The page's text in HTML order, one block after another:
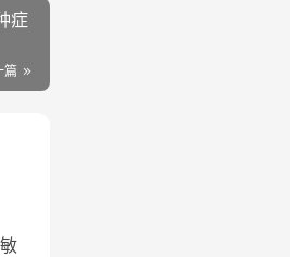
症
篇